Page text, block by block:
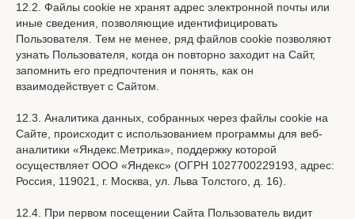
12.2. Файлы cookie не хранят адрес электронной почты или
иные сведения, позволяющие идентифицировать
Пользователя. Тем не менее, ряд файлов cookie позволяют
узнать Пользователя, когда он повторно заходит на Сайт,
запомнить его предпочтения и понять, как он
взаимодействует с Сайтом.
12.3. Аналитика данных, собранных через файлы cookie на
Сайте, происходит с использованием программы для веб-
аналитики «Яндекс.Метрика», поддержку которой
осуществляет ООО «Яндекс» (ОГРН 1027700229193, адрес:
Россия, 119021, г. Москва, ул. Льва Толстого, д. 16).
12.4. При первом посещении Сайта Пользователь видит